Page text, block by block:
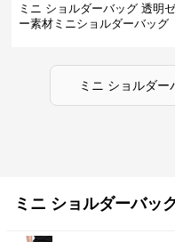
ミニ ショルダーバッグ 透明
ー素材ミニショルダーバッグ
ミニ ショルダー
ミニ ショルダーバッ